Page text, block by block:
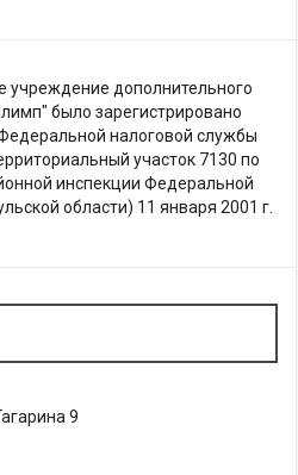
дополнительного
было зарегистрировано
налоговой службы
участок 7130 по
инспекции Федеральной
области) 11 января 2001 г.
9